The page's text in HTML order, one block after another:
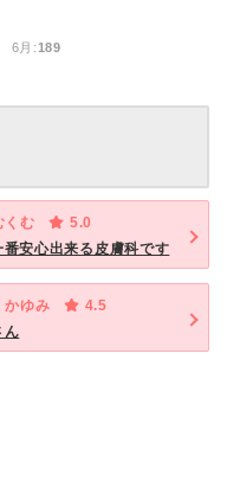
月:189
くむ
5.0
安心出来る皮膚科です
かゆみ
4.5
ん